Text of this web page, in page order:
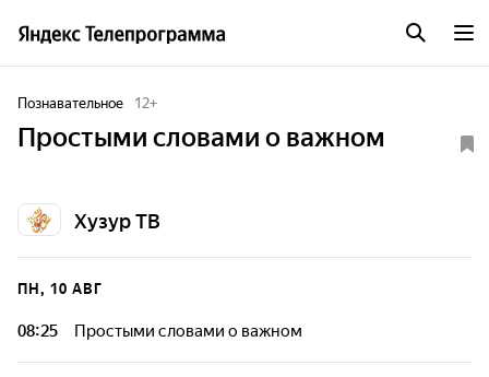
Познавательное 12+
Простыми словами о важном
Хузур ТВ
ПН, 10 АВГ
08:25 Простыми словами о важном